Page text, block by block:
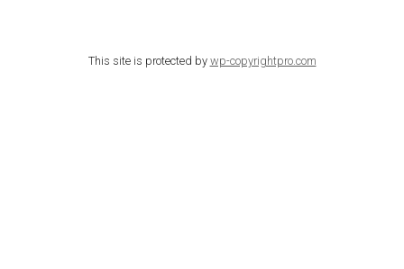
This site is protected by wp-copyrightpro.com